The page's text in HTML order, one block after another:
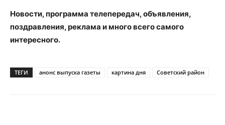
Новости, программа телепередач, объявления,
поздравления, реклама и много всего самого
интересного.
ТЕГИ анонс выпуска газеты картина дня Советский район